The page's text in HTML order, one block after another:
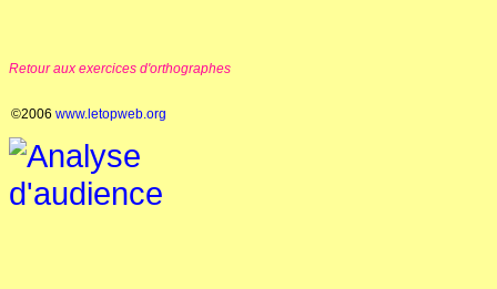
Retour aux exercices d'orthographes
©2006 www.letopweb.org